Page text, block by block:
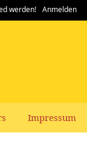
werden! Anmelden
Impressum